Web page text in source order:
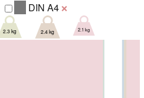
DIN A4 ❌
2.3 kg 2.4 kg 2.1 kg